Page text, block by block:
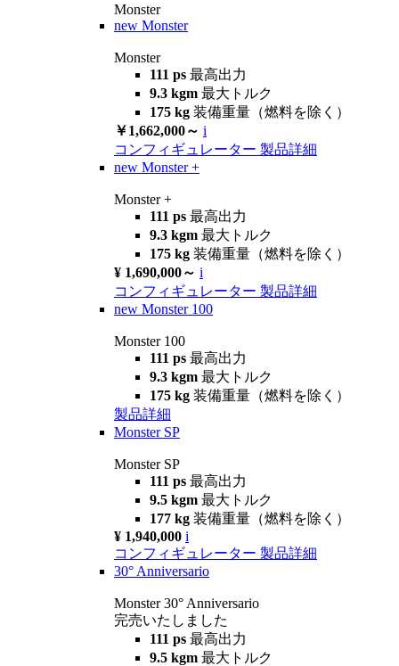
Monster
new Monster
Monster
111 ps 最高出力
9.3 kgm 最大トルク
175 kg 装備重量（燃料を除く）
￥1,662,000～ i
コンフィギュレーター 製品詳細
new Monster +
Monster +
111 ps 最高出力
9.3 kgm 最大トルク
175 kg 装備重量（燃料を除く）
¥ 1,690,000～ i
コンフィギュレーター 製品詳細
new Monster 100
Monster 100
111 ps 最高出力
9.3 kgm 最大トルク
175 kg 装備重量（燃料を除く）
製品詳細
Monster SP
Monster SP
111 ps 最高出力
9.5 kgm 最大トルク
177 kg 装備重量（燃料を除く）
¥ 1,940,000 i
コンフィギュレーター 製品詳細
30° Anniversario
Monster 30° Anniversario
完売いたしました
111 ps 最高出力
9.5 kgm 最大トルク